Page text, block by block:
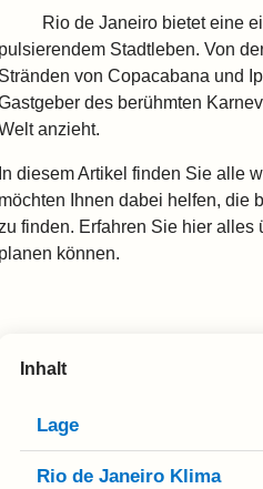
Rio de Janeiro bietet eine
pulsierendem Stadtleben. Von
Stränden von Copacabana und
des berühmten
anzieht.
In diesem Artikel finden Sie alle
möchten Ihnen dabei helfen, die
finden. Erfahren Sie hier alles
planen können.
Inhalt
Lage
Rio de Janeiro Klima